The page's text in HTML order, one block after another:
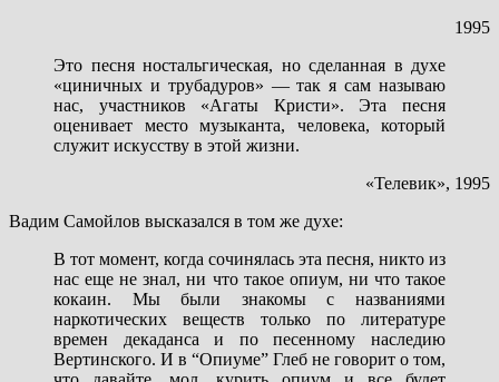
1995
Это песня ностальгическая, но сделанная в духе
«циничных и трубадуров» — так я сам называю
нас, участников «Агаты Кристи». Эта песня
оценивает место музыканта, человека, который
служит искусству в этой жизни.
«Телевик», 1995
Вадим Самойлов высказался в том же духе:
В тот момент, когда сочинялась эта песня, никто из
нас еще не знал, ни что такое опиум, ни что такое
кокаин. Мы были знакомы с названиями
наркотических веществ только по литературе
времен декаданса и по песенному наследию
Вертинского. И в “Опиуме” Глеб не говорит о том,